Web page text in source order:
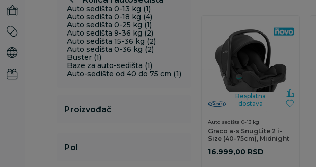
Auto sedišta 0-13 kg (1)
Auto sedišta 0-18 kg (4)
Auto sedišta 0-25 kg (1)
Auto sedišta 9-36 kg (2)
Auto sedišta 15-36 kg (2)
Auto sedišta 0-36 kg (2)
Buster (1)
Baze za auto-sedišta (1)
Auto-sedište od 40 do 75 cm (1)
Proizvođač
Pol
Besplatna
dostava
Auto sedišta 0-13 kg
Graco a-s SnugLite 2 i-
Size (40-75cm), Midnight
16.999,00 RSD